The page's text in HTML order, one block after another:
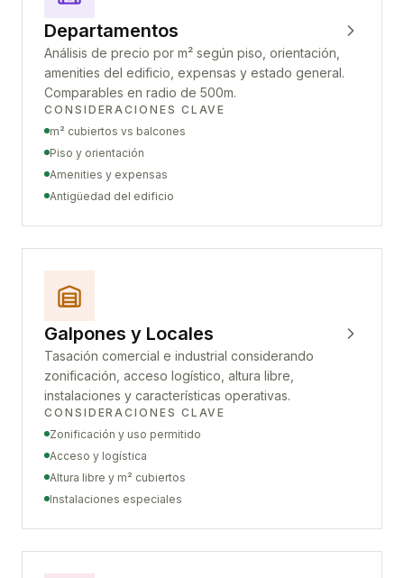
Departamentos
Análisis de precio por m² según piso, orientación,
amenities del edificio, expensas y estado general.
Comparables en radio de 500m.
CONSIDERACIONES CLAVE
m² cubiertos vs balcones
Piso y orientación
Amenities y expensas
Antigüedad del edificio
Galpones y Locales
Tasación comercial e industrial considerando
zonificación, acceso logístico, altura libre,
instalaciones y características operativas.
CONSIDERACIONES CLAVE
Zonificación y uso permitido
Acceso y logística
Altura libre y m² cubiertos
Instalaciones especiales